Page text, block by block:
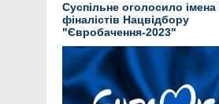
Суспільне оголосило імена
фіналістів Нацвідбору
"Євробачення-2023"